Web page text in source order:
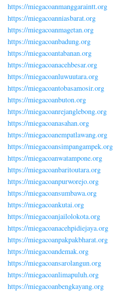
https://miegacoanmanggaraintt.org
https://miegacoanniasbarat.org
https://miegacoanmagetan.org
https://miegacoanbadung.org
https://miegacoantabanan.org
https://miegacoanacehbesar.org
https://miegacoanluwuutara.org
https://miegacoantobasamosir.org
https://miegacoanbuton.org
https://miegacoanrejanglebong.org
https://miegacoanasahan.org
https://miegacoanempatlawang.org
https://miegacoansimpangampek.org
https://miegacoanwatampone.org
https://miegacoanbaritoutara.org
https://miegacoanpurworejo.org
https://miegacoansumbawa.org
https://miegacoankutai.org
https://miegacoanjailolokota.org
https://miegacoanacehpidiejaya.org
https://miegacoanpakpakbharat.org
https://miegacoandemak.org
https://miegacoansarolangun.org
https://miegacoanlimapuluh.org
https://miegacoanbengkayang.org